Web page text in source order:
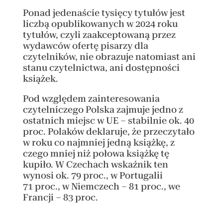
Ponad jedenaście tysięcy tytułów jest
liczbą opublikowanych w 2024 roku
tytułów, czyli zaakceptowaną przez
wydawców ofertę pisarzy dla
czytelników, nie obrazuje natomiast ani
stanu czytelnictwa, ani dostępności
książek.
Pod względem zainteresowania
czytelniczego Polska zajmuje jedno z
ostatnich miejsc w UE – stabilnie ok. 40
proc. Polaków deklaruje, że przeczytało
w roku co najmniej jedną książkę, z
czego mniej niż połowa książkę tę
kupiło. W Czechach wskaźnik ten
wynosi ok. 79 proc., w Portugalii
71 proc., w Niemczech – 81 proc., we
Francji – 83 proc.